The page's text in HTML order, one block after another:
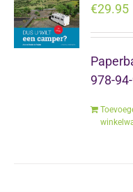
€29.95
978-